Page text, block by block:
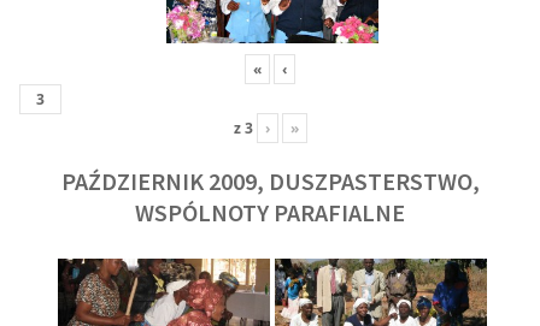
« ‹
z3 › »
PAŹDZIERNIK 2009, DUSZPASTERSTWO,
WSPÓLNOTY PARAFIALNE